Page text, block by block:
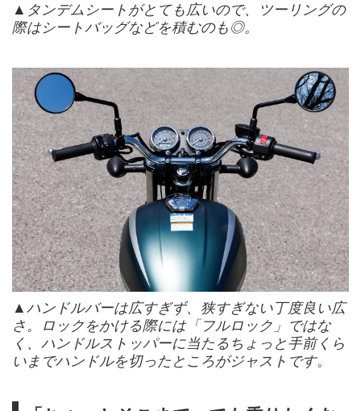
▲タンデムシートがとても広いので、ツーリングの
際はシートバッグなどを積むのも◎。
▲ハンドルバーは広すぎず、狭すぎない丁度良い広
さ。ロックをかける際には「フルロック」ではな
く、ハンドルストッパーに当たるちょっと手前くら
いまでハンドルを切ったところがジャストです。